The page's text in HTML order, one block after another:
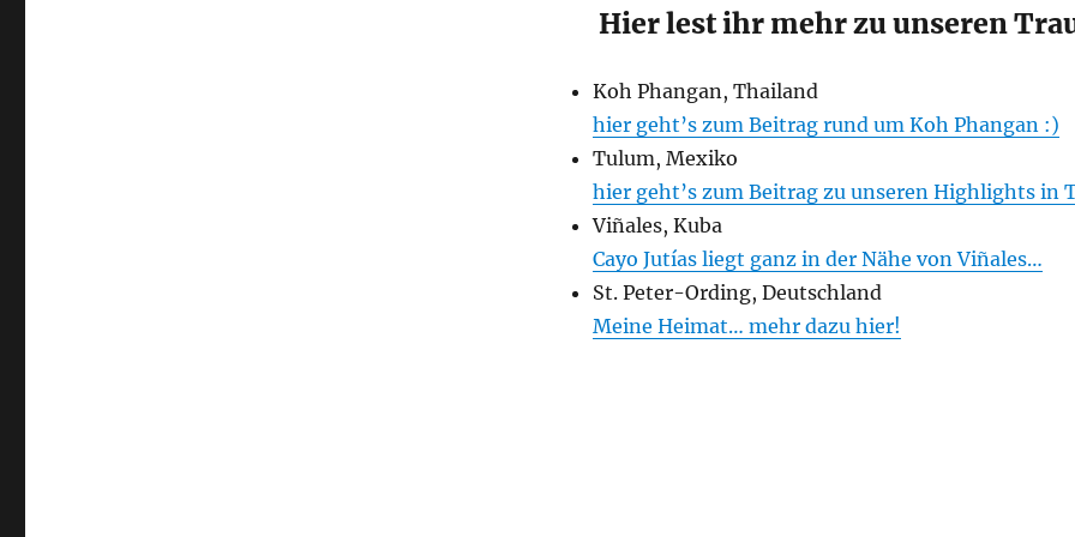
Hier lest ihr mehr zu unseren
Koh Phangan, Thailand
hier geht’s zum Beitrag rund um Koh Phangan :)
Tulum, Mexiko
hier geht’s zum Beitrag zu unseren Highlights in
Viñales, Kuba
Cayo Jutías liegt ganz in der Nähe von Viñales…
St. Peter-Ording, Deutschland
Meine Heimat… mehr dazu hier!